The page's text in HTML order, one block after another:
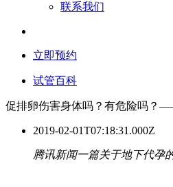
联系我们
立即预约
试管百科
促排卵伤害身体吗？有危险吗？
2019-02-01T07:18:31.000Z
腾讯新闻一篇关于地下代孕